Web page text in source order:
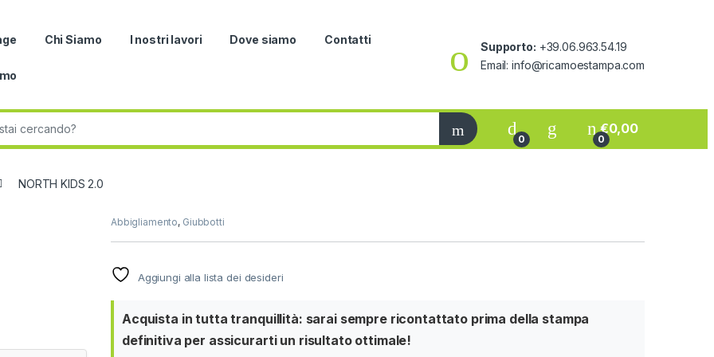
Chi Siamo I nostri lavori Dove siamo Contatti
Supporto: +39.06.963.54.19
Email: info@ricamoestampa.com
0 0
€0,00
NORTH KIDS 2.0
Abbigliamento, Giubbotti
Aggiungi alla lista dei desideri
Acquista in tutta tranquillità: sarai sempre ricontattato prima della stampa
definitiva per assicurarti un risultato ottimale!